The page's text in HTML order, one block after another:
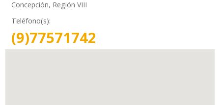
Concepción, Región VIII
Teléfono(s):
(9)77571742